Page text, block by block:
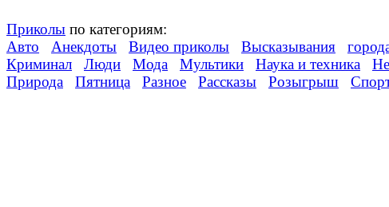
Приколы по категориям:
Авто
Анекдоты Видео приколы Высказывания
Криминал
Люди Мода Мультики Наука и техника
Природа
Пятница Разное Рассказы Розыгрыш